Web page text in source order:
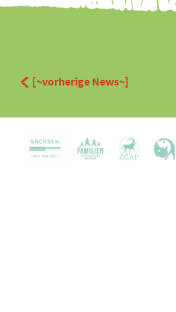
[~vorherige News~]